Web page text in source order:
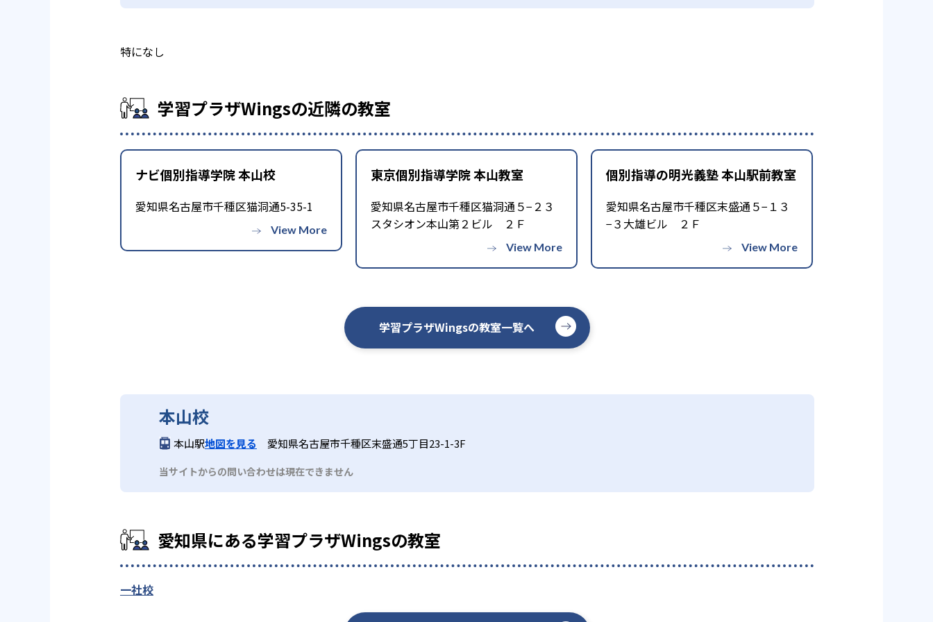
特になし
学習プラザWingsの近隣の教室
ナビ個別指導学院 本山校
愛知県名古屋市千種区猫洞通5-35-1
東京個別指導学院 本山教室
愛知県名古屋市千種区猫洞通５−２３
スタシオン本山第２ビル ２Ｆ
個別指導の明光義塾 本山駅前教室
愛知県名古屋市千種区末盛通５−１３
−３大雄ビル ２Ｆ
学習プラザWingsの教室一覧へ
本山校
本山駅地図を見る 愛知県名古屋市千種区末盛通5丁目23-1-3F
当サイトからの問い合わせは現在できません
愛知県にある学習プラザWingsの教室
一社校